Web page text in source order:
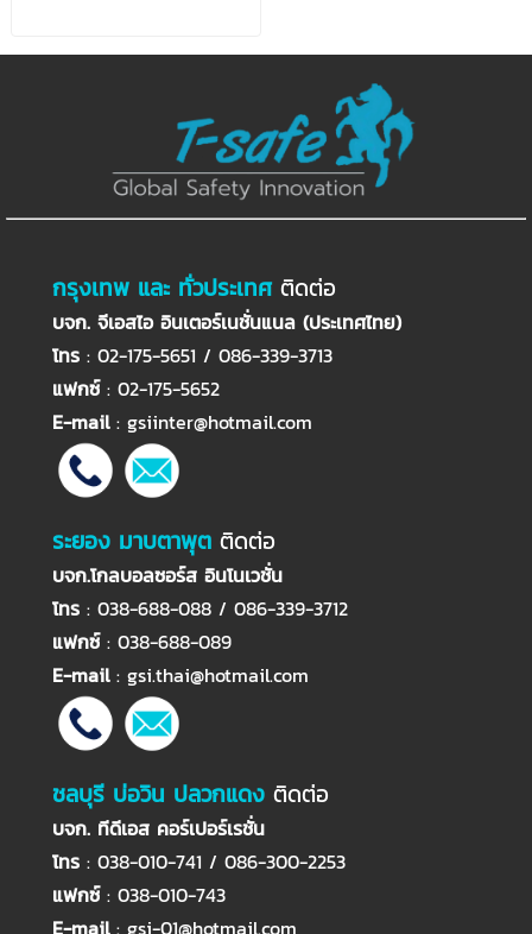
กรุงเทพ และ ทั่วประเทศ ติดต่อ
บจก. จีเอสไอ อินเตอร์เนชั่นแนล (ประเทศไทย)
โทร : 02-175-5651 / 086-339-3713
แฟกซ์: 02-175-5652
E-mail: gsiinter@hotmail.com
ระยอง มาบตาพุต ติดต่อ
บจก.โกลบอลซอร์ส อินโนเวชั่น
โทร : 038-688-088 / 086-339-3712
แฟกซ์: 038-688-089
E-mail: gsi.thai@hotmail.com
ชลบุรี บ่อวิน ปลวกแดง ติดต่อ
บจก. ทีดีเอส คอร์เปอร์เรชั่น
โทร : 038-010-741 / 086-300-2253
แฟกซ์: 038-010-743
E-mail: gsi-01@hotmail.com